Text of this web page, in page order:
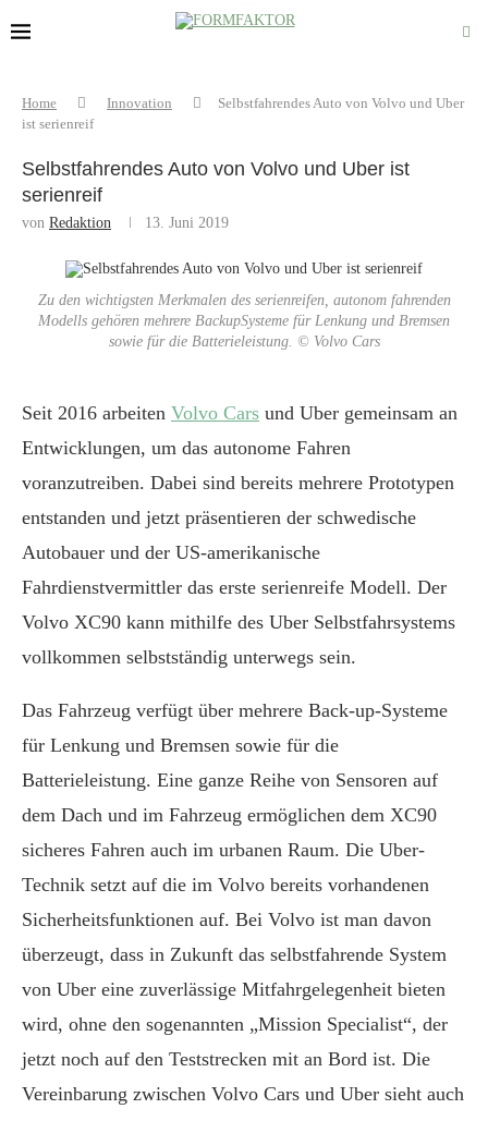
Home Innovation
Selbstfahrendes Auto von Volvo und Uber
ist serienreif
Selbstfahrendes Auto von Volvo und Uber ist
serienreif
von Redaktion 13. Juni 2019
Zu den wichtigsten Merkmalen des serienreifen, autonom fahrenden
Modells gehören mehrere BackupSysteme für Lenkung und Bremsen
sowie für die Batterieleistung. © Volvo Cars
Seit 2016 arbeiten Volvo Cars und Uber gemeinsam an
Entwicklungen, um das autonome Fahren
voranzutreiben. Dabei sind bereits mehrere Prototypen
entstanden und jetzt präsentieren der schwedische
Autobauer und der US-amerikanische
Fahrdienstvermittler das erste serienreife Modell. Der
Volvo XC90 kann mithilfe des Uber Selbstfahrsystems
vollkommen selbstständig unterwegs sein.
Das Fahrzeug verfügt über mehrere Back-up-Systeme
für Lenkung und Bremsen sowie für die
Batterieleistung. Eine ganze Reihe von Sensoren auf
dem Dach und im Fahrzeug ermöglichen dem XC90
sicheres Fahren auch im urbanen Raum. Die Uber-
Technik setzt auf die im Volvo bereits vorhandenen
Sicherheitsfunktionen auf. Bei Volvo ist man davon
überzeugt, dass in Zukunft das selbstfahrende System
von Uber eine zuverlässige Mitfahrgelegenheit bieten
wird, ohne den sogenannten „Mission Specialist“, der
jetzt noch auf den Teststrecken mit an Bord ist. Die
Vereinbarung zwischen Volvo Cars und Uber sieht auch